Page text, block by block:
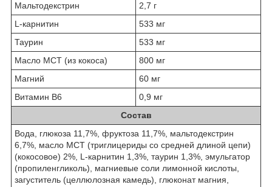
Мальтодекстрин
2,7 г
L-карнитин
533 мг
Таурин
533 мг
Масло MCT (из кокоса)
800 мг
Магний
60 мг
Витамин В6
0,9 мг
Состав
Вода, глюкоза 11,7%, фруктоза 11,7%, мальтодекстрин
6,7%, масло MCT (триглицериды со средней длиной цепи)
(кокосовое) 2%, L-карнитин 1,3%, таурин 1,3%, эмульгатор
(пропиленгликоль), магниевые соли лимонной кислоты,
загуститель (целлюлозная камедь), глюконат магния,